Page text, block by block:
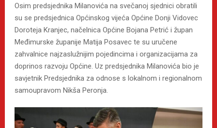
Osim predsjednika Milanovića na svečanoj sjednici obratili
su se predsjednica Općinskog vijeća Općine Donji Vidovec
Doroteja Kranjec, načelnica Općine Bojana Petrić i župan
Međimurske županije Matija Posavec te su uručene
zahvalnice najzaslužnijim pojedincima i organizacijama za
doprinos razvoju Općine. Uz predsjednika Milanovića bio je
savjetnik Predsjednika za odnose s lokalnom i regionalnom
samoupravom Nikša Peronja.